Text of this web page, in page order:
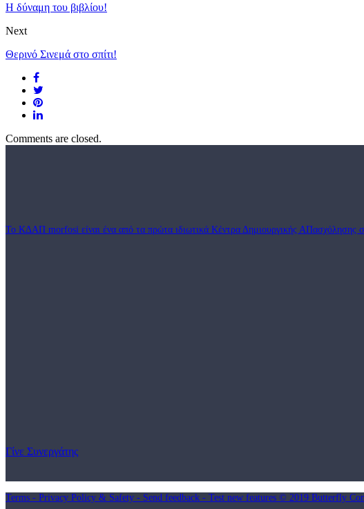
Η δύναμη του βιβλίου!
Next
Θερινό Σινεμά στο σπίτι!
Comments are closed.
Το ΚΔΑΠ morfosi είναι ένα από τα πρώτα ιδιωτικά Κέντρα Δημιουργικής ΑΠασχόλησης
Γίνε Συνεργάτης
Terms - Privacy Policy & Safety - Send feedback - Test new features © 2019 Butterfly